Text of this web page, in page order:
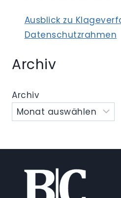
Ausblick zu
Datenschutzrahmen
Archiv
Archiv